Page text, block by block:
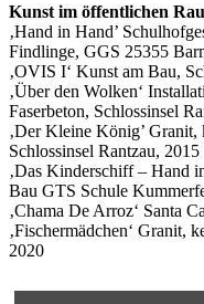
Kunst im öffentlichen
‚Hand in Hand’
Findlinge, GGS 25355
‚OVIS I‘ Kunst am Bau,
‚Über den Wolken‘
Faserbeton, Schlossinsel
‚Der Kleine König’ Granit,
Schlossinsel Rantzau, 2015
‚Das Kinderschiff – Hand
Bau GTS Schule
‚Chama De Arroz‘ Santa
‚Fischermädchen‘ Granit,
2020